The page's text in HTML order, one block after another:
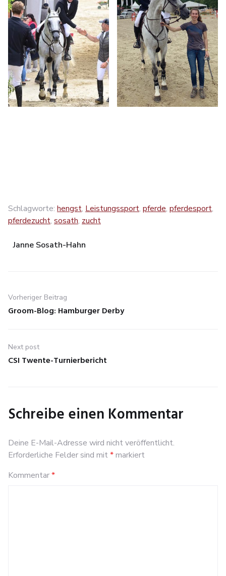
Schlagworte: hengst, Leistungssport, pferde, pferdesport,
pferdezucht, sosath, zucht
Janne Sosath-Hahn
Beitragsnavigation
Vorheriger Beitrag
Previous
Groom-Blog: Hamburger Derby
Next post
Next
CSI Twente-Turnierbericht
Schreibe einen Kommentar
Deine E-Mail-Adresse wird nicht veröffentlicht.
Erforderliche Felder sind mit*markiert
Kommentar*